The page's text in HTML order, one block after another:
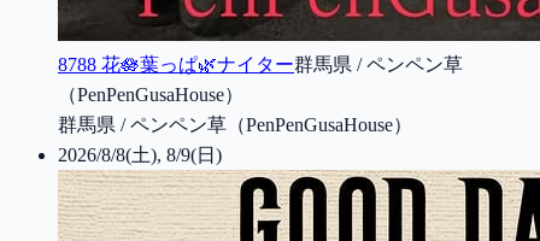
8788 花🪷葉っぱ🌿ナイター群馬県 / ペンペン草
（PenPenGusaHouse）
群馬県 / ペンペン草（PenPenGusaHouse）
2026/8/8(土), 8/9(日)